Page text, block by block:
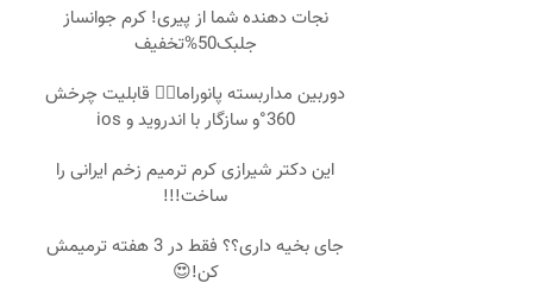
نجات دهنده شما از پیری! کرم جوانساز
جلبک50%تخفیف
دوربین مداربسته پانوراما👈🏻 قابلیت چرخش
360°و سازگار با اندروید و ios
این دکتر شیرازی کرم ترمیم زخم ایرانی را
ساخت!!!
جای بخیه داری؟؟ فقط در 3 هفته ترمیمش
کن!😍